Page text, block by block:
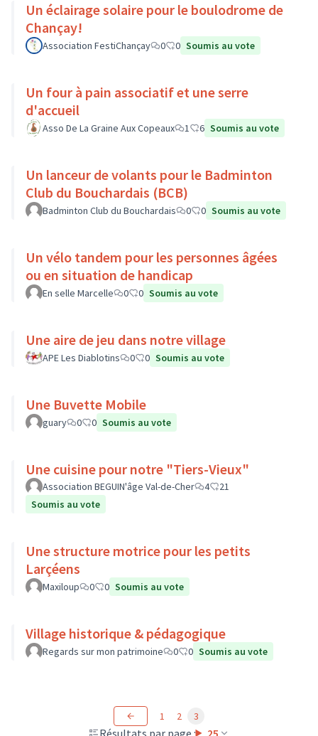
Un éclairage solaire pour le boulodrome de
Chançay!
Association FestiChançay 0 0 Soumis au vote
Un four à pain associatif et une serre
d'accueil
Asso De La Graine Aux Copeaux 1 6 Soumis au vote
Un lanceur de volants pour le Badminton
Club du Bouchardais (BCB)
Badminton Club du Bouchardais 0 0 Soumis au vote
Un vélo tandem pour les personnes âgées
ou en situation de handicap
En selle Marcelle 0 0 Soumis au vote
Une aire de jeu dans notre village
APE Les Diablotins 0 0 Soumis au vote
Une Buvette Mobile
guary 0 0 Soumis au vote
Une cuisine pour notre "Tiers-Vieux"
Association BEGUIN'âge Val-de-Cher 4
21
Soumis au vote
Une structure motrice pour les petits
Larçéens
Maxiloup 0 0 Soumis au vote
Village historique & pédagogique
Regards sur mon patrimoine 0 0 Soumis au vote
Résultats par page : 25
1 2 3